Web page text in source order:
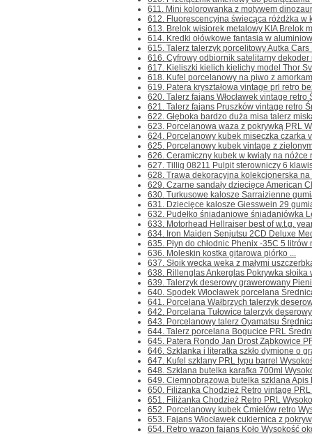
611. Mini kolorowanka z motywem
612. Fluorescencyjna świecąca różdżka w
613. Brelok wisiorek metalowy KIA Brelok
614. Kredki ołówkowe fantasia w
615. Talerz talerzyk porcelitowy Autka
616. Cyfrowy odbiornik satelitarny dekoder
617. Kieliszki kielich kielichy model Thor
618. Kufel porcelanowy na piwo z
619. Patera kryształowa vintage prl retro
620. Talerz fajans Włocławek vintage
621. Talerz fajans Pruszków vintage retro
622. Głęboka bardzo duża misa talerz
623. Porcelanowa waza z pokrywką PRL
624. Porcelanowy kubek miseczka czarka
625. Porcelanowy kubek vintage z
626. Ceramiczny kubek w kwiaty na nóżce
627. Tillig 08211 Pulpit sterowniczy 6
628. Trawa dekoracyjna kolekcjonerska
629. Czarne sandały dziecięce American
630. Turkusowe kalosze Sarraizienne
631. Dziecięce kalosze Giesswein 29
632. Pudełko śniadaniowe śniadaniówka
633. Motorhead Hellraiser best of w.t.g.
634. Iron Maiden Senjutsu 2CD Deluxe
635. Płyn do chłodnic Phenix -35C 5 litrów
636. Moleskin kostka gitarowa piórko ...
637. Słoik wecka weka z małymi
638. Rillenglas Ankerglas Pokrywka słoika
639. Talerzyk deserowy grawerowany
640. Spodek Włocławek porcelana
641. Porcelana Wałbrzych talerzyk
642. Porcelana Tułowice talerzyk
643. Porcelanowy talerz Oyamatsu
644. Talerz porcelana Bogucice PRL
645. Patera Rondo Jan Drost Ząbkowice
646. Szklanka i literatka szkło dymione o
647. Kufel szklany PRL typu barrel
648. Szklana butelka karafka 700ml
649. Ciemnobrązowa butelka szklana Apis
650. Filiżanka Chodzież Retro vintage PRL
651. Filiżanka Chodzież Retro PRL
652. Porcelanowy kubek Ćmielów retro
653. Fajans Włocławek cukiernica z
654. Retro wazon fajans Koło Wysokość